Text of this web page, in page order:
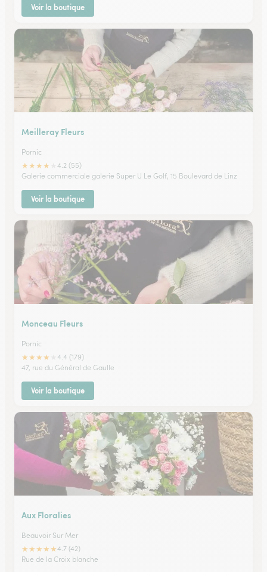
Voir la boutique
Meilleray Fleurs
Pornic
★★★★
4.2 (55)
Galerie commerciale galerie Super U Le Golf, 15 Boulevard de Linz
Voir la boutique
Monceau Fleurs
Pornic
★★★★
4.4 (179)
47, rue du Général de Gaulle
Voir la boutique
Aux Floralies
Beauvoir Sur Mer
★★★★★4.7 (42)
Rue de la Croix blanche